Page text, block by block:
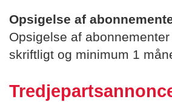
Opsigelse af
Opsigelse af
skriftligt og minimum 1